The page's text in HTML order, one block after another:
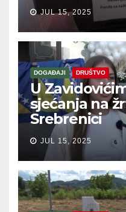
JUL 15, 2025
DOGAĐAJI DRUŠTVO
U
sjećanja na
Srebrenici
JUL 15, 2025